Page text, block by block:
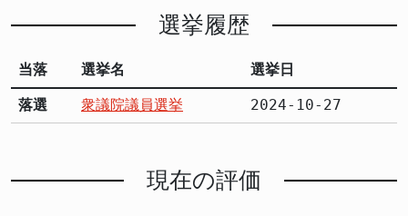
選挙履歴
当落 選挙名 選挙日
落選 衆議院議員選挙 2024-10-27
現在の評価